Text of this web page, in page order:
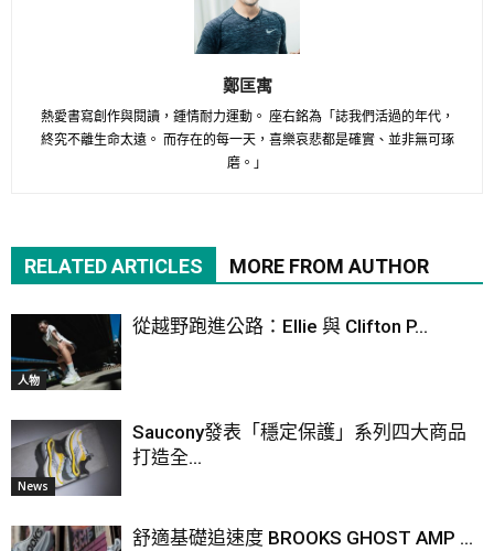
鄭匡寓
熱愛書寫創作與閱讀，鍾情耐力運動。 座右銘為「誌我們活過的年代，
終究不離生命太遠。 而存在的每一天，喜樂哀悲都是確實、並非無可琢
磨。」
RELATED ARTICLES MORE FROM AUTHOR
人物
從越野跑進公路：Ellie 與 Clifton P...
News
Saucony發表「穩定保護」系列四大商品
打造全...
舒適基礎追速度 BROOKS GHOST AMP ...